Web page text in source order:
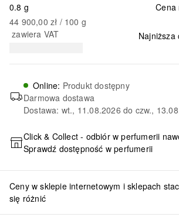
Cena
Najniższa
0.8 g
44 900,00 zł / 100 g
zawiera VAT
Online: Produkt dostępny
Darmowa dostawa
Dostawa: wt., 11.08.2026 do czw.,
DODAJ DO KOSZYKA
Click & Collect - odbiór w perfumerii
Sprawdź dostępność w perfumerii
Ceny w sklepie internetowym i sklepach
się różnić